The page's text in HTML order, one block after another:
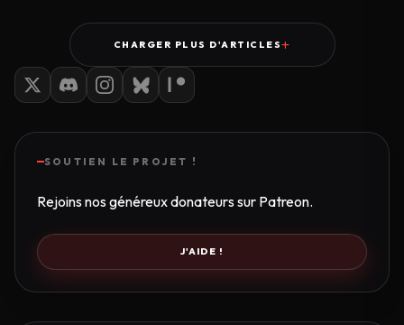
CHARGER PLUS D'ARTICLES
SOUTIEN LE PROJET !
Rejoins nos généreux donateurs sur Patreon.
J'AIDE !